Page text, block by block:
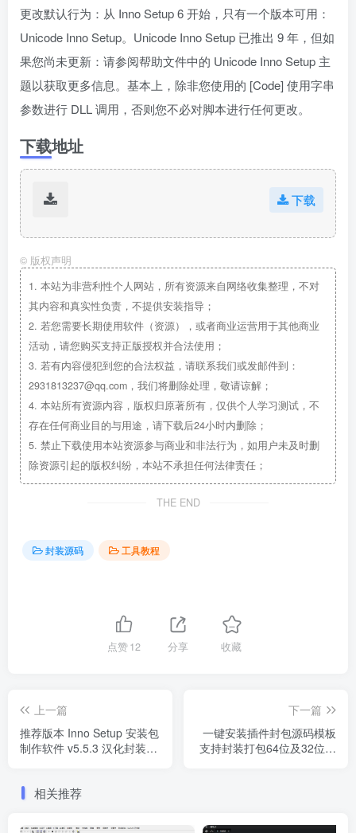
更改默认行为：从 Inno Setup 6 开始，只有一个版本可用：
Unicode Inno Setup。Unicode Inno Setup 已推出 9 年，但如
果您尚未更新：请参阅帮助文件中的 Unicode Inno Setup 主
题以获取更多信息。基本上，除非您使用的 [Code] 使用字串
参数进行 DLL 调用，否则您不必对脚本进行任何更改。
下载地址
下载
© 版权声明
1. 本站为非营利性个人网站，所有资源来自网络收集整理，不对
其内容和真实性负责，不提供安装指导；
2. 若您需要长期使用软件（资源），或者商业运营用于其他商业
活动，请您购买支持正版授权并合法使用；
3. 若有内容侵犯到您的合法权益，请联系我们或发邮件到：
2931813237@qq.com，我们将删除处理，敬请谅解；
4. 本站所有资源内容，版权归原著所有，仅供个人学习测试，不
存在任何商业目的与用途，请下载后24小时内删除；
5. 禁止下载使用本站资源参与商业和非法行为，如用户未及时删
除资源引起的版权纠纷，本站不承担任何法律责任；
THE END
封装源码 工具教程
点赞12 分享 收藏
上一篇
推荐版本 Inno Setup 安装包
制作软件 v5.5.3 汉化封装工
下一篇
一键安装插件封包源码模板
支持封装打包64位及32位插
相关推荐